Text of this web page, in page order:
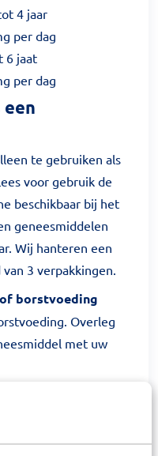
4 jaar
per dag
6 jaat
per dag
te gebruiken als
voor gebruik de
beschikbaar bij het
geneesmiddelen
Wij hanteren een
3 verpakkingen.
borstvoeding
Overleg
met uw
dan twee